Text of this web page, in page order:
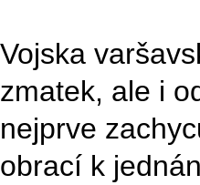
Vojska
zmatek, ale i
nejprve
obrací k